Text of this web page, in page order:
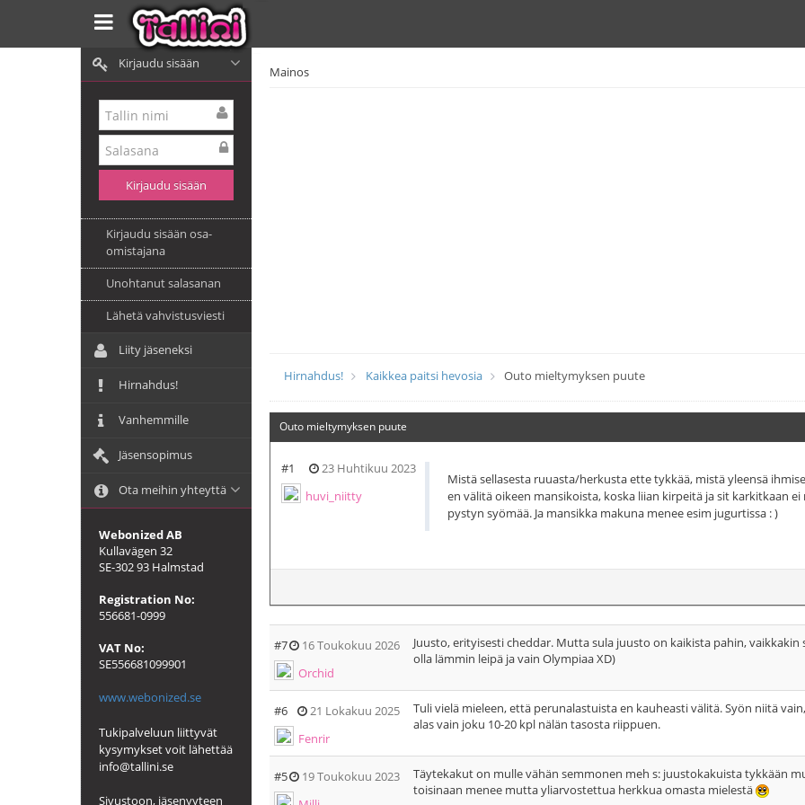
Kirjaudu sisään
Kirjaudu sisään osa-
omistajana
Unohtanut salasanan
Lähetä vahvistusviesti
Liity jäseneksi
Hirnahdus!
Vanhemmille
Jäsensopimus
Ota meihin yhteyttä
Webonized AB
Kullavägen 32
SE-302 93 Halmstad
Registration No:
556681-0999
VAT No:
SE556681099901
www.webonized.se
Tukipalveluun liittyvät
kysymykset voit lähettää
info@tallini.se
Sivustoon, jäsenyyteen
Mainos
Hirnahdus! Kaikkea paitsi hevosia Outo mieltymyksen puute
Outo mieltymyksen puute
23 Huhtikuu 2023
#1
huvi_niitty
Mistä sellasesta ruuasta/herkusta ette tykkää, mistä yleensä
en välitä oikeen mansikoista, koska liian kirpeitä ja sit karkitkaan
pystyn syömää. Ja mansikka makuna menee esim jugurtissa : )
16 Toukokuu 2026
#7
Orchid
Juusto, erityisesti cheddar. Mutta sula juusto on kaikista pahin,
olla lämmin leipä ja vain Olympiaa XD)
21 Lokakuu 2025
#6
Fenrir
Tuli vielä mieleen, että perunalastuista en kauheasti välitä. Syön niitä
alas vain joku 10-20 kpl nälän tasosta riippuen.
19 Toukokuu 2023
#5
Täytekakut on mulle vähän semmonen meh s: juustokakuista tykkään
toisinaan menee mutta yliarvostettua herkkua omasta mielestä